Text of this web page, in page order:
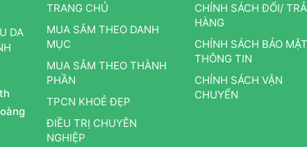
DA
TRANG CHỦ
MUA SẮM THEO DANH
MỤC
MUA SẮM THEO THÀNH
PHẦN
TPCN KHOẺ ĐẸP
ĐIỀU TRỊ CHUYÊN
NGHIỆP
CHÍNH SÁCH ĐỔI/ TRẢ
HÀNG
CHÍNH SÁCH BẢO MẬT
THÔNG TIN
CHÍNH SÁCH VẬN
CHUYỂN